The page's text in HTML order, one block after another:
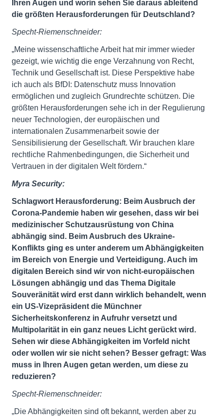
Ihren Augen und worin sehen Sie daraus ableitend
die größten Herausforderungen für Deutschland?
Specht-Riemenschneider:
„Meine wissenschaftliche Arbeit hat mir immer wieder
gezeigt, wie wichtig die enge Verzahnung von Recht,
Technik und Gesellschaft ist. Diese Perspektive habe
ich auch als BfDI: Datenschutz muss Innovation
ermöglichen und zugleich Grundrechte schützen. Die
größten Herausforderungen sehe ich in der Regulierung
neuer Technologien, der europäischen und
internationalen Zusammenarbeit sowie der
Sensibilisierung der Gesellschaft. Wir brauchen klare
rechtliche Rahmenbedingungen, die Sicherheit und
Vertrauen in der digitalen Welt fördern.“
Myra Security:
Schlagwort Herausforderung: Beim Ausbruch der
Corona-Pandemie haben wir gesehen, dass wir bei
medizinischer Schutzausrüstung von China
abhängig sind. Beim Ausbruch des Ukraine-
Konflikts ging es unter anderem um Abhängigkeiten
im Bereich von Energie und Verteidigung. Auch im
digitalen Bereich sind wir von nicht-europäischen
Lösungen abhängig und das Thema Digitale
Souveränität wird erst dann wirklich behandelt, wenn
ein US-Vizepräsident die Münchner
Sicherheitskonferenz in Aufruhr versetzt und
Multipolarität in ein ganz neues Licht gerückt wird.
Sehen wir diese Abhängigkeiten im Vorfeld nicht
oder wollen wir sie nicht sehen? Besser gefragt: Was
muss in Ihren Augen getan werden, um diese zu
reduzieren?
Specht-Riemenschneider:
„Die Abhängigkeiten sind oft bekannt, werden aber zu